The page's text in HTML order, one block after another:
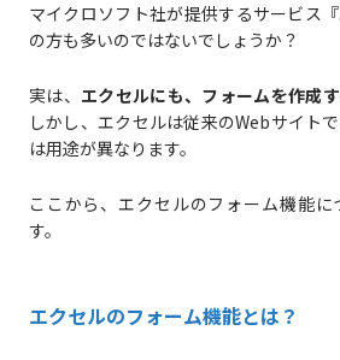
マイクロソフト社が提供するサービス
の方も多いのではないでしょうか？
実は、 エクセルにも、フォームを作成
しかし、エクセルは従来のWebサイト
は用途が異なります。
ここから、エクセルのフォーム機能
す。
エクセルのフォーム機能とは？